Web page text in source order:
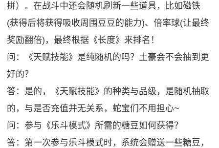
拼）。在战斗中还会随机刷新一些道具，比如磁铁
(获得后将获得吸收周围豆豆的能力)、倍率球(让最终
奖励翻倍)，最终根据《长度》来排名！
问：《天赋技能》是纯随机的吗？土豪会不会抽到更
好的？
答：是的，《天赋技能》的种类与品级，是随机抽取
的，与是否充值并无关系，蛇宝们不用担心~
问：参与《乐斗模式》所需的糖豆如何获得？
答：第一次参与乐斗模式时，系统会赠送一些糖豆，